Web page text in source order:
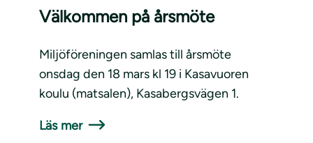
Välkommen på årsmöte
Miljöföreningen samlas till årsmöte
onsdag den 18 mars kl 19 i Kasavuoren
koulu (matsalen), Kasabergsvägen 1.
Läs mer